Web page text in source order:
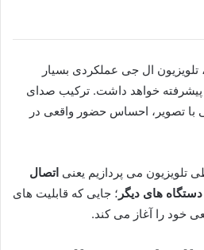
تلویزیون ال جی عملکردی بسیار
خواهد داشت. ترکیب صدای
با تصویر، احساس حضور واقعی در
تلویزیون می پردازیم یعنی اتصال
های دیگر ؛ جایی که قابلیت های